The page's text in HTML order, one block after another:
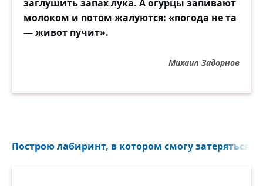
заглушить запах лука. А огурцы запивают
молоком и потом жалуются: «погода не та
— живот пучит».
Михаил Задорнов
Построю лабиринт, в котором смогу затеряться с